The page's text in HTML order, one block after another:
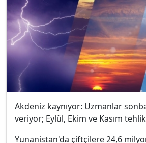
Akdeniz kaynıyor: Uzmanlar
veriyor; Eylül, Ekim ve Kasım
Yunanistan'da çiftçilere 24,6